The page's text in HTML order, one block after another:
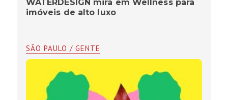
WATERDESIGN mira em Wellness para
imóveis de alto luxo
SÃO PAULO / GENTE